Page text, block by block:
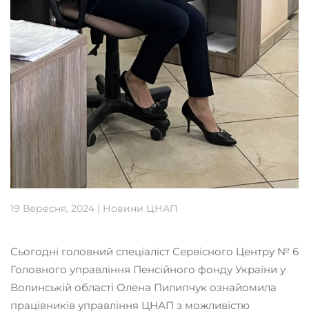
19 Вересня, 2024 | Новини ЦНАП
Сьогодні головний спеціаліст Сервісного Центру № 6
Головного управління Пенсійного фонду України у
Волинській області Олена Пилипчук ознайомила
працівників управління ЦНАП з можливістю